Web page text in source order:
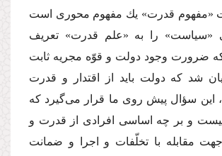
«مفهوم قدرت» یك مفهوم محورى است
«سیاست» را به «علم قدرت» تعریف
ضرورت وجود دولت و قوّه مجریه ثابت
شد كه دولت باید از اقتدار و قدرت
این سؤال پیش روى ما قرار مى‌گیرد كه
و بر چه اساسى افرادى از قدرت و
جهت مقابله با تخلّفات و اجرا و ضمانت